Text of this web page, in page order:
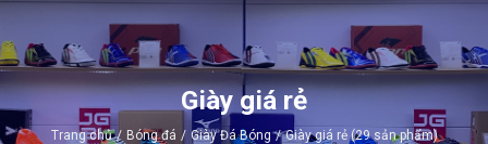
Giày giá rẻ
Trang chủ / Bóng đá / Giày Đá Bóng / Giày giá rẻ (29 sản phẩm)